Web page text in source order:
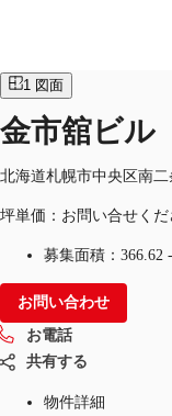
オフィス・事
地図検索
記事
仲介会社様
JP
お電話 お
1 図面
金市舘ビル
北海道札幌市中央区南二
坪単価：お問い合せくだ
募集面積： 366.62
お問い合わせ
お電話
共有する
物件詳細